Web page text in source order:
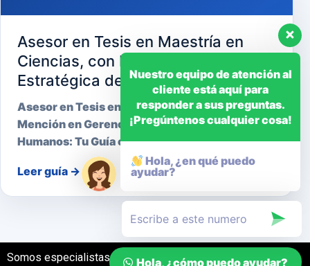
Asesor en Tesis en Maestría en
Ciencias, con Mención en Gerencia
Estratégica de Recursos Humanos
Asesor en Tesis en Maestría en Ciencias, con
Mención en Gerencia Estratégica de Recursos
Humanos: Tu Guía cara…
Leer guía →
Somos especialistas en el desarrollo de tesis
Nuestro equipo de atención al
cliente está aquí para
responder a sus preguntas.
¡Pregúntenos cualquier cosa!
Hola, ¿en qué puedo
ayudar?
Hola, ¿cómo puedo ayudar?